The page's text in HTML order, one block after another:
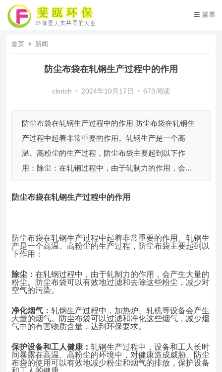
菜单
首页 新闻
防尘布袋在轧钢生产过程中的作用
clsrich • 2024年10月17日 • 673 阅读
防尘布袋在轧钢生产过程中的作用 防尘布袋在轧钢生
产过程中起着非常重要的作用。轧钢生产是一个高
温、高粉尘的生产过程，防尘布袋主要起到以下作
用：除尘：在轧钢过程中，由于轧制力的作用，会...
防尘布袋在轧钢生产过程中的作用
防尘布袋在轧钢生产过程中起着非常重要的作用。轧钢生
产是一个高温、高粉尘的生产过程，防尘布袋主要起到以
下作用：
除尘：在轧钢过程中，由于轧制力的作用，会产生大量的
粉尘。防尘布袋可以有效地过滤和去除这些粉尘，减少对
空气的污染。
净化烟气：轧钢生产过程中，加热炉、轧机等设备会产生
大量的烟气。防尘布袋可以过滤和净化这些烟气，减少烟
气中的有害物质含量，达到环保要求。
保护设备和工人健康：轧钢生产过程中，设备和工人长时
间暴露在高温、高粉尘的环境中，对健康造成威胁。防尘
布袋的使用可以有效地减少粉尘和烟气的排放，保护设备